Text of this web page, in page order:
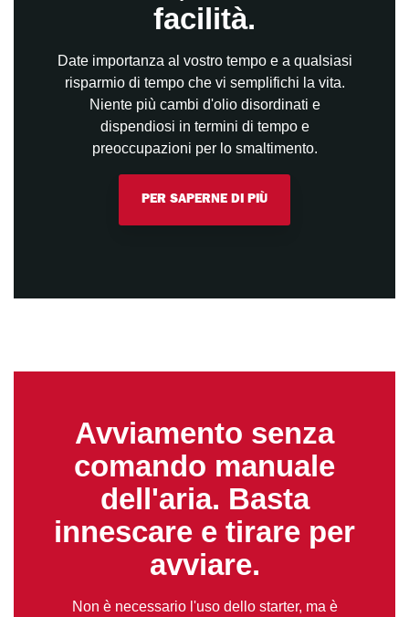
facilità.
Date importanza al vostro tempo e a qualsiasi
risparmio di tempo che vi semplifichi la vita.
Niente più cambi d'olio disordinati e
dispendiosi in termini di tempo e
preoccupazioni per lo smaltimento.
PER SAPERNE DI PIÙ
Avviamento senza
comando manuale
dell'aria. Basta
innescare e tirare per
avviare.
Non è necessario l'uso dello starter, ma è